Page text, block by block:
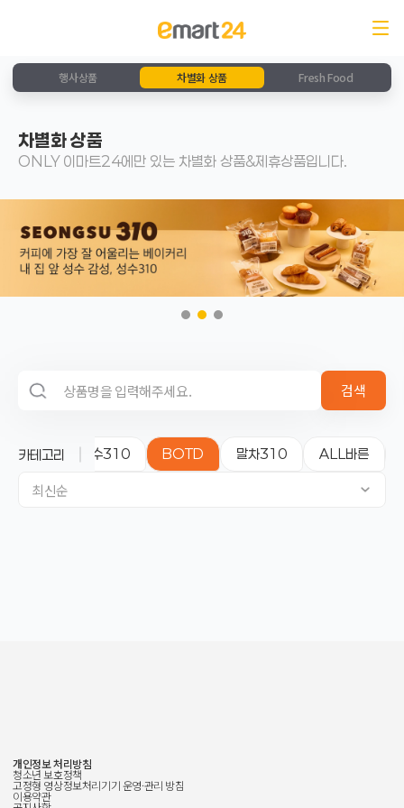
행사상품 차별화 상품 Fresh Food
차별화 상품
ONLY 이마트24에만 있는 차별화 상품&제휴상품입니다.
검색 영역
검색
카테고리
yellow 성수310 BOTD 말차310 ALL바른
최신순
개인정보 처리방침
청소년 보호정책
고정형 영상정보처리기기 운영·관리 방침
이용약관